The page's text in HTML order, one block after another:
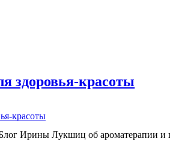
здоровья-красоты
красоты
Ирины Лукшиц об ароматерапии и